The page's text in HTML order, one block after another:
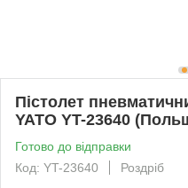
Пістолет
YATO YT-23640
Готово до відправки
Код: YT-23640
Роздріб